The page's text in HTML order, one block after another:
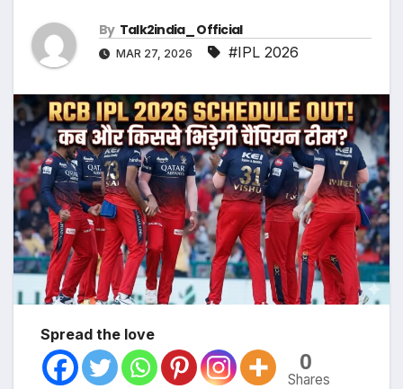
By Talk2india_ Official
MAR 27, 2026 #IPL 2026
Spread the love
0
Shares